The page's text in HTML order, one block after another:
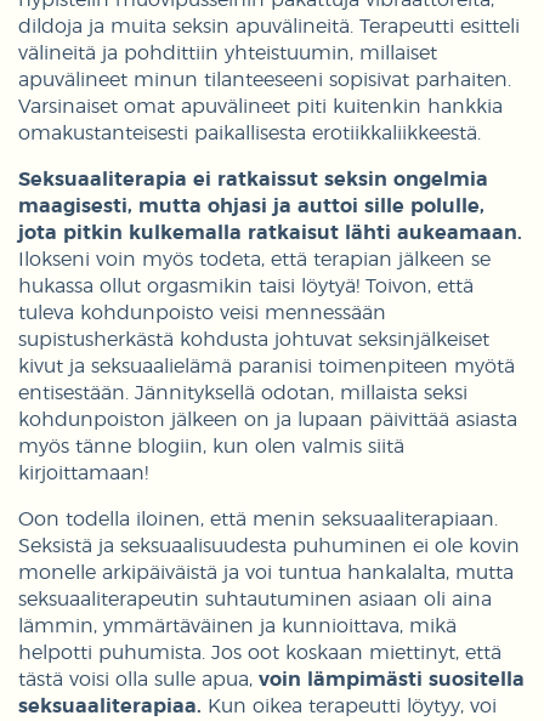
dildoja ja muita seksin apuvälineitä. Terapeutti esitteli
välineitä ja pohdittiin yhteistuumin, millaiset
apuvälineet minun tilanteeseeni sopisivat parhaiten.
Varsinaiset omat apuvälineet piti kuitenkin hankkia
omakustanteisesti paikallisesta erotiikkaliikkeestä.
Seksuaaliterapia ei ratkaissut seksin ongelmia
maagisesti, mutta ohjasi ja auttoi sille polulle,
jota pitkin kulkemalla ratkaisut lähti aukeamaan.
Ilokseni voin myös todeta, että terapian jälkeen se
hukassa ollut orgasmikin taisi löytyä! Toivon, että
tuleva kohdunpoisto veisi mennessään
supistusherkästä kohdusta johtuvat seksinjälkeiset
kivut ja seksuaalielämä paranisi toimenpiteen myötä
entisestään. Jännityksellä odotan, millaista seksi
kohdunpoiston jälkeen on ja lupaan päivittää asiasta
myös tänne blogiin, kun olen valmis siitä
kirjoittamaan!
Oon todella iloinen, että menin seksuaaliterapiaan.
Seksistä ja seksuaalisuudesta puhuminen ei ole kovin
monelle arkipäiväistä ja voi tuntua hankalalta, mutta
seksuaaliterapeutin suhtautuminen asiaan oli aina
lämmin, ymmärtäväinen ja kunnioittava, mikä
helpotti puhumista. Jos oot koskaan miettinyt, että
tästä voisi olla sulle apua, voin lämpimästi suositella
seksuaaliterapiaa. Kun oikea terapeutti löytyy, voi